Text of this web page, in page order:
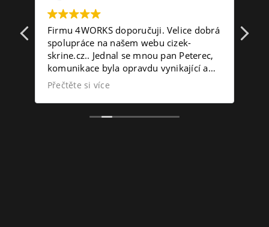
Firmu 4WORKS doporučuji. Velice dobrá
spolupráce na našem webu cizek-
skrine.cz.. Jednal se mnou pan Peterec,
komunikace byla opravdu vynikající a
splnila moje očekávání.
Přečtěte si více